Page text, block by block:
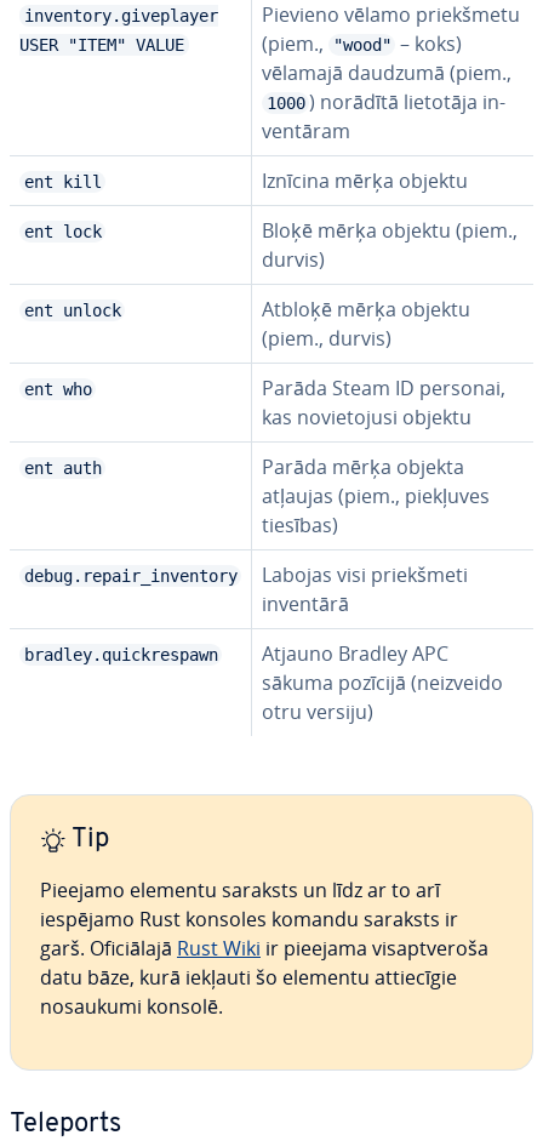
inventory.giveplayer
USER "ITEM" VALUE
Pievieno vēlamo priekš­me­tu
(piem.,
"wood" – koks)
vēlamajā daudzumā (piem.,
1000 ) norādītā lietotāja in­
ven­tā­ram
ent kill Iznīcina mērķa objektu
ent lock
Bloķē mērķa objektu (piem.,
durvis)
ent unlock
Atbloķē mērķa objektu
(piem., durvis)
ent who
Parāda Steam ID personai,
kas no­vie­to­ju­si objektu
ent auth
Parāda mērķa objekta
atļaujas (piem., piekļuves
tiesības)
debug.repair_inventory
Labojas visi priekš­me­ti
inventārā
bradley.quickrespawn
Atjauno Bradley APC
sākuma pozīcijā (neizveido
otru versiju)
Tip
Pieejamo elementu saraksts un līdz ar to arī
iespējamo Rust konsoles komandu saraksts ir
garš. Ofi­ciā­la­jā Rust Wiki ir pieejama vi­s­ap­tve­ro­ša
datu bāze, kurā iekļauti šo elementu at­tie­cī­gie
nosaukumi konsolē.
Teleports